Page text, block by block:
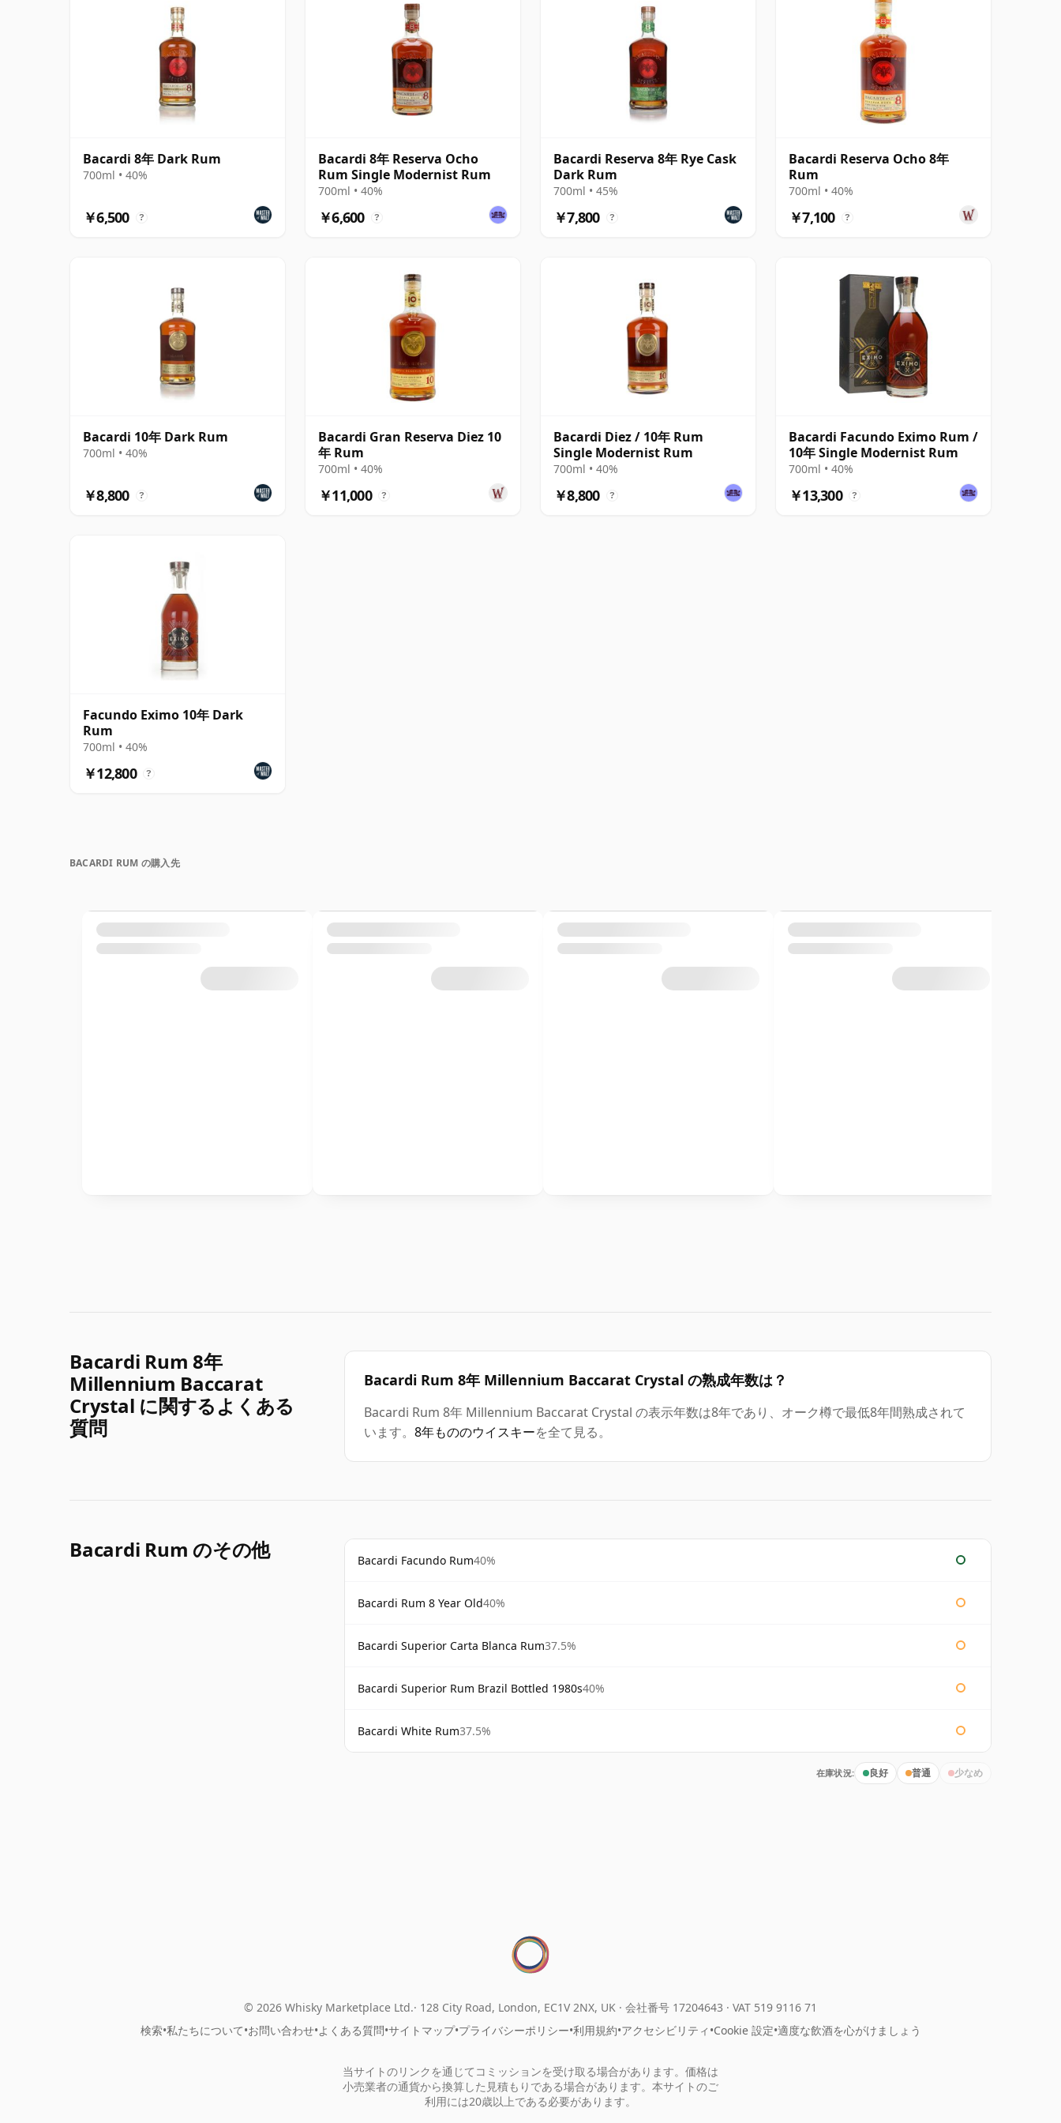
Bacardi 8年 Dark Rum
700ml • 40%
￥6,500 ?
Bacardi 8年 Reserva Ocho
Rum Single Modernist Rum
700ml • 40%
￥6,600 ?
Bacardi Reserva 8年 Rye Cask
Dark Rum
700ml • 45%
￥7,800 ?
Bacardi Reserva Ocho 8年
Rum
700ml • 40%
￥7,100 ?
Bacardi 10年 Dark Rum
700ml • 40%
￥8,800 ?
Bacardi Gran Reserva Diez 10
年 Rum
700ml • 40%
￥11,000 ?
Bacardi Diez / 10年 Rum
Single Modernist Rum
700ml • 40%
￥8,800 ?
Bacardi Facundo Eximo Rum /
10年 Single Modernist Rum
700ml • 40%
￥13,300 ?
Facundo Eximo 10年 Dark
Rum
700ml • 40%
￥12,800 ?
BACARDI RUM の購入先
Bacardi Rum 8年
Millennium Baccarat
Crystal に関するよくある
質問
Bacardi Rum 8年 Millennium Baccarat Crystal の熟成年数は？
Bacardi Rum 8年 Millennium Baccarat Crystal の表示年数は8年であり、オーク樽で最低8年間熟成されて
います。 8年もののウイスキーを全て見る。
Bacardi Rum のその他 Bacardi Facundo Rum40%
Bacardi Rum 8 Year Old40%
Bacardi Superior Carta Blanca Rum37.5%
Bacardi Superior Rum Brazil Bottled 1980s40%
Bacardi White Rum37.5%
在庫状況: 良好 普通 少なめ
© 2026 Whisky Marketplace Ltd. 128 City Road, London, EC1V 2NX, UK · 会社番号 17204643 · VAT 519 9116 71
検索•私たちについて•お問い合わせ•よくある質問•サイトマップ•プライバシーポリシー•利用規約•アクセシビリティ •Cookie 設定•適度な飲酒を心がけましょう
当サイトのリンクを通じてコミッションを受け取る場合があります。価格は
小売業者の通貨から換算した見積もりである場合があります。本サイトのご
利用には20歳以上である必要があります。